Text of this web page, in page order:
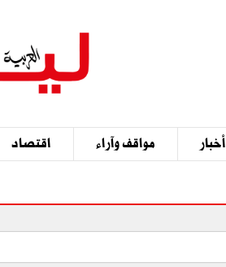
أخبار مواقف وآراء اقتصاد